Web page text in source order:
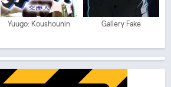
Yuugo: Koushounin Gallery Fake